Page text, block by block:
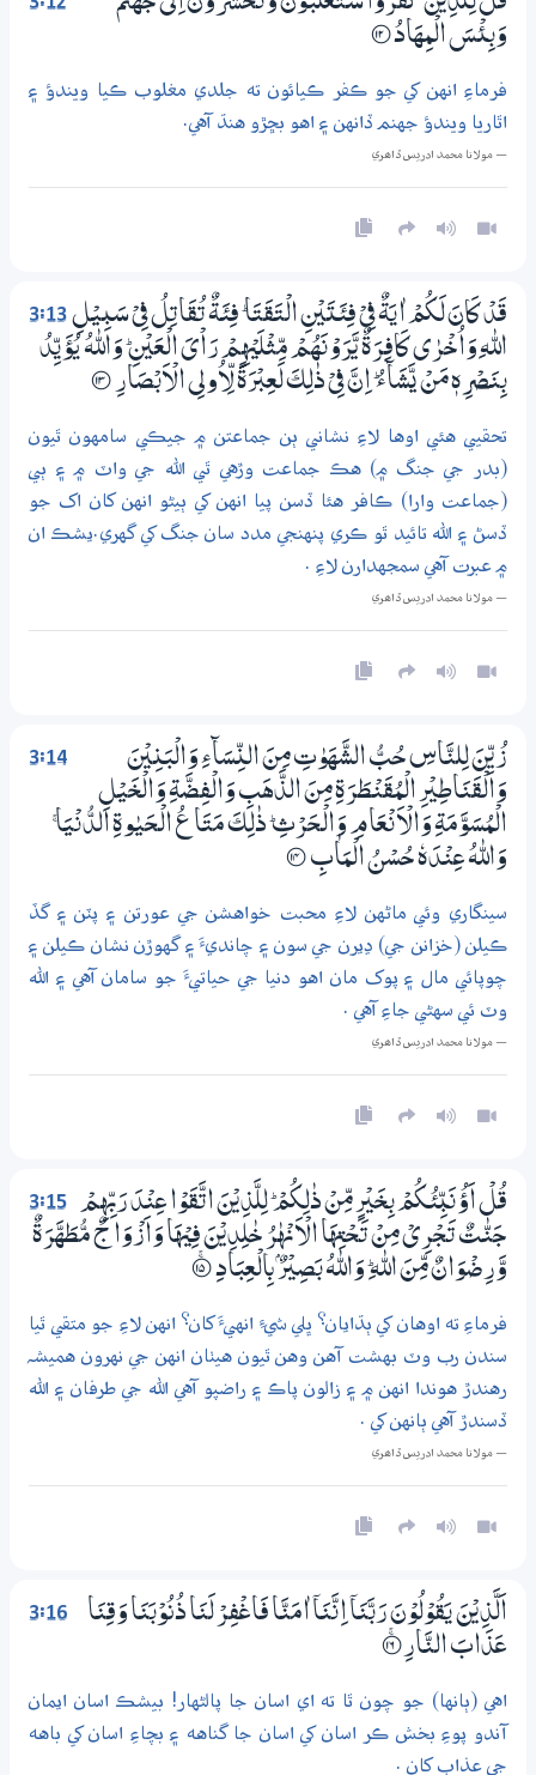
قُلْ لِّـلَّذِيْنَ كَفَرُوْا سَـتُغْلَبُوْنَ وَتُـحْشَرُوْنَ اِلٰى جَهَنَّمَ ۭ
وَبِئْسَ الْمِهَادُ ؀12
فرماءِ انهن کي جو ڪفر ڪيائون ته جلدي مغلوب ڪيا ويندؤ ۽
اٿاريا ويندؤ جهنم ڏانهن ۽ اهو بڇڙو هنڌ آهي.
— مولانا محمد ادريس ڏاھري
3:13 قَدْ كَانَ لَكُمْ اٰيَةٌ فِيْ فِئَتَيْنِ الْتَقَتَا ۭ فِئَةٌ تُقَاتِلُ فِيْ سَبِيْلِ
اللّٰهِ وَاُخْرٰى كَافِرَةٌ يَّرَوْنَھُمْ مِّثْلَيْهِمْ رَاْيَ الْعَيْنِ ۭ وَاللّٰهُ يُؤَيِّدُ
بِنَصْرِهٖ مَنْ يَّشَاۗءُ ۭ اِنَّ فِيْ ذٰلِكَ لَعِبْرَةً لِّاُولِي الْاَبْصَارِ
؀13
تحقيي هئي اوها لاءِ نشاني ٻن جماعتن ۾ جيڪي سامهون ٿيون
(بدر جي جنگ ۾) هڪ جماعت وڙهي ٿي الله جي واٽ ۾ ۽ ٻي
(جماعت وارا) ڪافر هئا ڏسن پيا انهن کي ٻيڻو انهن کان اک جو
ڏسڻ ۽ الله تائيد ٿو ڪري پنهنجي مدد سان جنگ کي گهري.يشڪ ان
۾ عبرت آهي سمجهدارن لاءِ .
— مولانا محمد ادريس ڏاھري
3:14
زُيِّنَ لِلنَّاسِ حُبُّ الشَّهَوٰتِ مِنَ النِّسَاۗءِ وَالْبَنِيْنَ
وَالْقَنَاطِيْرِ الْمُقَنْطَرَةِ مِنَ الذَّھَبِ وَالْفِضَّةِ وَالْـخَيْلِ
الْمُسَوَّمَةِ وَالْاَنْعَامِ وَالْـحَرْثِ ۭ ذٰلِكَ مَتَاعُ الْـحَيٰوةِ الدُّنْيَا ۚ
وَاللّٰهُ عِنْدَهٗ حُسْنُ الْمَاٰبِ
؀14
سينگاري وئي ماڻهن لاءِ محبت خواهشن جي عورتن ۽ پٽن ۽ گڏ
ڪيلن (خزانن جي) ڍيرن جي سون ۽ چانديءَ ۽ گهوڙن نشان ڪيلن ۽
چوپائي مال ۽ پوک مان اهو دنيا جي حياتيءَ جو سامان آهي ۽ الله
وٽ ئي سهڻي جاءِ آهي .
— مولانا محمد ادريس ڏاھري
3:15
قُلْ اَؤُنَبِّئُكُمْ بِـخَيْرٍ مِّنْ ذٰلِكُمْ ۭ لِلَّذِيْنَ اتَّقَوْا عِنْدَ رَبِّهِمْ
جَنّٰتٌ تَـجْرِيْ مِنْ تَـحْتِهَا الْاَنْهٰرُ خٰلِدِيْنَ فِيْهَا وَاَزْوَاجٌ مُّطَهَّرَةٌ
وَّرِضْوَانٌ مِّنَ اللّٰهِ ۭ وَاللّٰهُ بَصِيْرٌۢ بِالْعِبَادِ ؀ۚ15
فرماءِ ته اوهان کي ٻڌايان؟ ڀلي شيءِ انهيءَ کان؟ انهن لاءِ جو متقي ٿيا
سندن رب وٽ بهشت آهن وهن ٿيون هيٺان انهن جي نهرون هميشہ
رهندڙ هوندا انهن ۾ ۽ زالون پاڪ ۽ راضپو آهي الله جي طرفان ۽ الله
ڏسندڙ آهي ٻانهن کي .
— مولانا محمد ادريس ڏاھري
3:16
اَلَّذِيْنَ يَقُوْلُوْنَ رَبَّنَآ اِنَّنَآ اٰمَنَّا فَاغْفِرْ لَنَا ذُنُوْبَنَا وَقِنَا
عَذَابَ النَّارِ ؀ۚ16
اهي (ٻانها) جو چون ٿا ته اي اسان جا پالڻهار! بيشڪ اسان ايمان
آندو پوءِ بخش ڪر اسان کي اسان جا گناهه ۽ بچاءِ اسان کي باهه
جي عذاب کان .